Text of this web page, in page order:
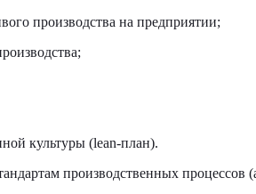
производства на предприятии;
культуры (lean-план).
производственных процессов